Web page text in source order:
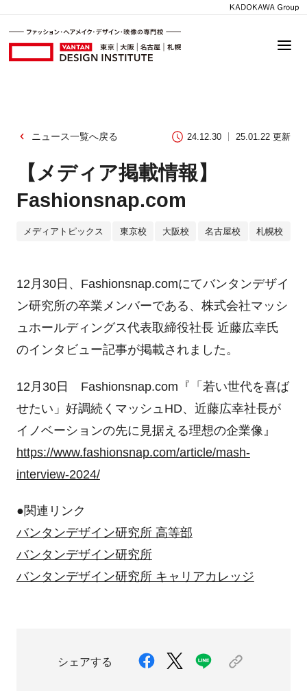
ニュース一覧へ戻る 24.12.30 25.01.22 更新
【メディア掲載情報】
Fashionsnap.com
メディアトピックス 東京校 大阪校 名古屋校 札幌校
12月30日、Fashionsnap.comにてバンタンデザイ
ン研究所の卒業メンバーである、株式会社マッシ
ュホールディングス代表取締役社長 近藤広幸氏
のインタビュー記事が掲載されました。
12月30日 Fashionsnap.com『「若い世代を喜ば
せたい」好調続くマッシュHD、近藤広幸社長が
イノベーションの先に見据える理想の企業像』
https://www.fashionsnap.com/article/mash-
interview-2024/
●関連リンク
バンタンデザイン研究所 高等部
バンタンデザイン研究所
バンタンデザイン研究所 キャリアカレッジ
シェアする